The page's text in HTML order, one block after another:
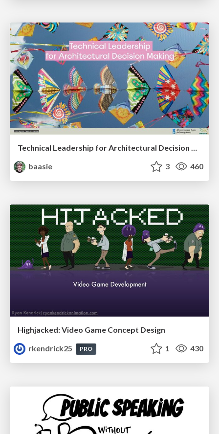
Technical Leadership for Architectural Decision Making
baasie
3 460
Highjacked: Video Game Concept Design
rkendrick25
PRO 1 430